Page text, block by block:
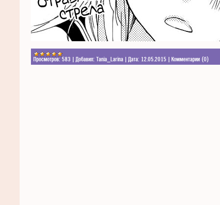
Просмотров: 583 Добавил: Tania_Larina Дата: 12.05.2015 Комментарии (0)